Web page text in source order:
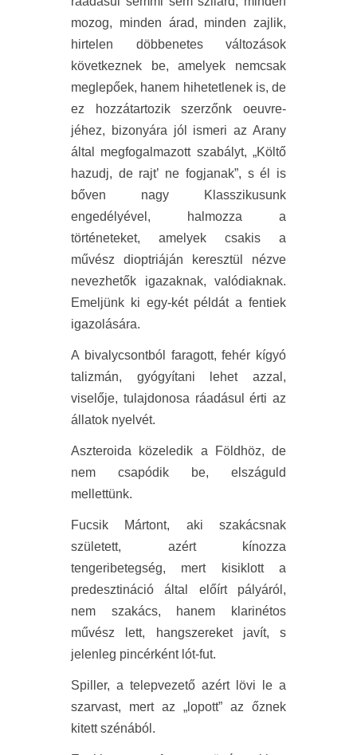
mozog, minden árad, minden zajlik,
hirtelen döbbenetes változások
következnek be, amelyek nemcsak
meglepőek, hanem hihetetlenek is, de
ez hozzátartozik szerzőnk oeuvre-
jéhez, bizonyára jól ismeri az Arany
által megfogalmazott szabályt, „Költő
hazudj, de rajt’ ne fogjanak”, s él is
bőven nagy Klasszikusunk
engedélyével, halmozza a
történeteket, amelyek csakis a
művész dioptriáján keresztül nézve
nevezhetők igazaknak, valódiaknak.
Emeljünk ki egy-két példát a fentiek
igazolására.
A bivalycsontból faragott, fehér kígyó
talizmán, gyógyítani lehet azzal,
viselője, tulajdonosa ráadásul érti az
állatok nyelvét.
Aszteroida közeledik a Földhöz, de
nem csapódik be, elszáguld
mellettünk.
Fucsik Mártont, aki szakácsnak
született, azért kínozza
tengeribetegség, mert kisiklott a
predesztináció által előírt pályáról,
nem szakács, hanem klarinétos
művész lett, hangszereket javít, s
jelenleg pincérként lót-fut.
Spiller, a telepvezető azért lövi le a
szarvast, mert az „lopott” az őznek
kitett szénából.